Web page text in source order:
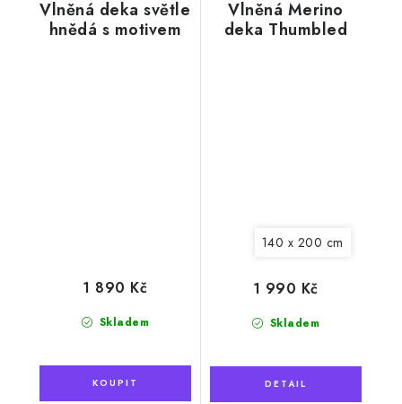
Vlněná deka světle
hnědá s motivem
Skladem
1 890 Kč
Vlněná Merino
deka Thumbled
140 x 200 cm
Skladem
1 990 Kč